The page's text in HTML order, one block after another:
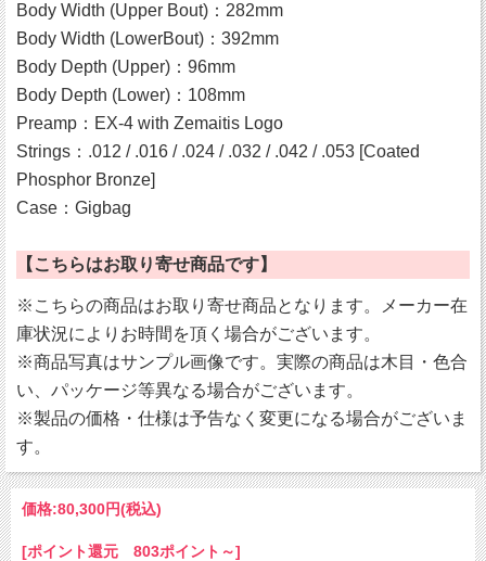
Body Width (Upper Bout)：282mm
Body Width (LowerBout)：392mm
Body Depth (Upper)：96mm
Body Depth (Lower)：108mm
Preamp：EX-4 with Zemaitis Logo
Strings：.012 / .016 / .024 / .032 / .042 / .053 [Coated
Phosphor Bronze]
Case：Gigbag
【こちらはお取り寄せ商品です】
※こちらの商品はお取り寄せ商品となります。メーカー在
庫状況によりお時間を頂く場合がございます。
※商品写真はサンプル画像です。実際の商品は木目・色合
い、パッケージ等異なる場合がございます。
※製品の価格・仕様は予告なく変更になる場合がございま
す。
価格:80,300円(税込)
[ポイント還元 803ポイント～]